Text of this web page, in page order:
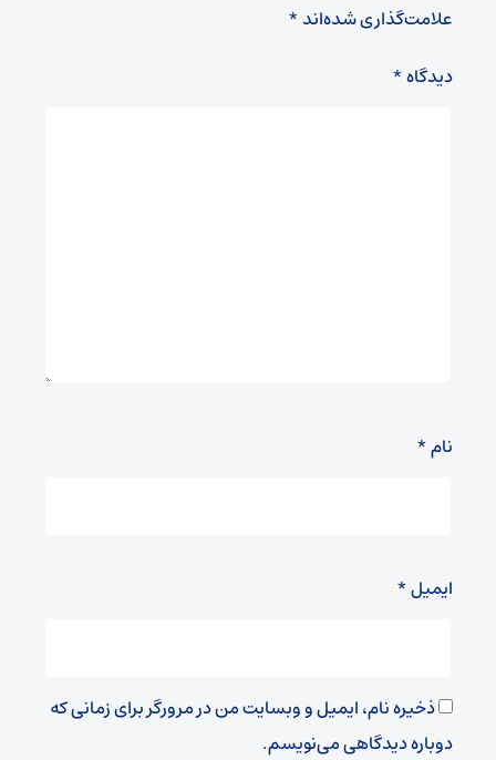
علامت‌گذاری شده‌اند*
دیدگاه*
نام*
ایمیل*
ذخیره نام، ایمیل و وبسایت من در مرورگر برای زمانی که
دوباره دیدگاهی می‌نویسم.